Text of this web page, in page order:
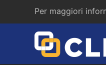
Per maggiori